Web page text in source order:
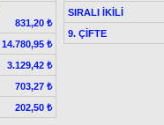
831,20 ₺
14.780,95 ₺
3.129,42 ₺
703,27 ₺
202,50 ₺
SIRALI İKİLİ
9. ÇİFTE